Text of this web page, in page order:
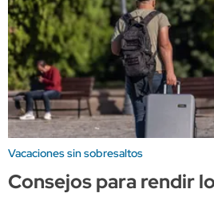
Vacaciones sin sobresaltos
Consejos para rendir